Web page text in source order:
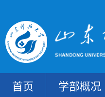
首页 学部概况